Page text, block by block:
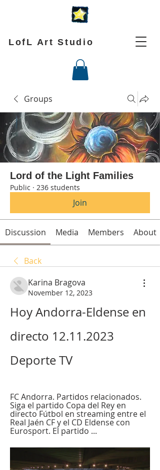
LofL Art Studio
Groups
Lord of the Light Families
Public · 236 students
Join
Discussion Media Members About
Back
Karina Bragova
November 12, 2023
Hoy Andorra-Eldense en
directo 12.11.2023
Deporte TV
FC Andorra. Partidos relacionados.
Siga el partido Copa del Rey en
directo Fútbol en streaming entre el
Real Jaén CF y el CD Eldense con
Eurosport. El partido ...